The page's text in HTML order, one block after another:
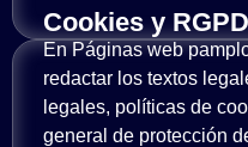
Cookies y RGPD
En Páginas web
redactar los textos
legales, políticas de
general de protección